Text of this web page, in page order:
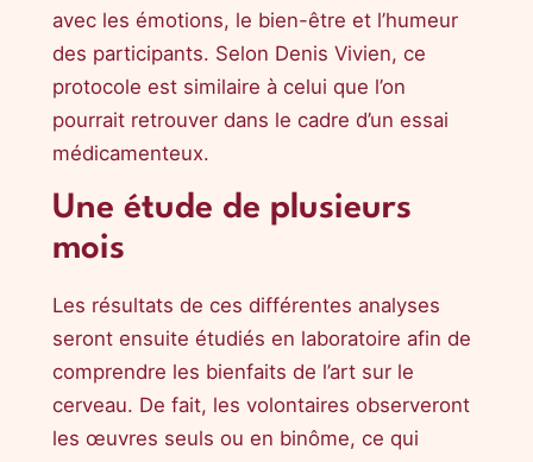
avec les émotions, le bien-être et l’humeur
des participants. Selon Denis Vivien, ce
protocole est similaire à celui que l’on
pourrait retrouver dans le cadre d’un essai
médicamenteux.
Une étude de plusieurs
mois
Les résultats de ces différentes analyses
seront ensuite étudiés en laboratoire afin de
comprendre les bienfaits de l’art sur le
cerveau. De fait, les volontaires observeront
les œuvres seuls ou en binôme, ce qui